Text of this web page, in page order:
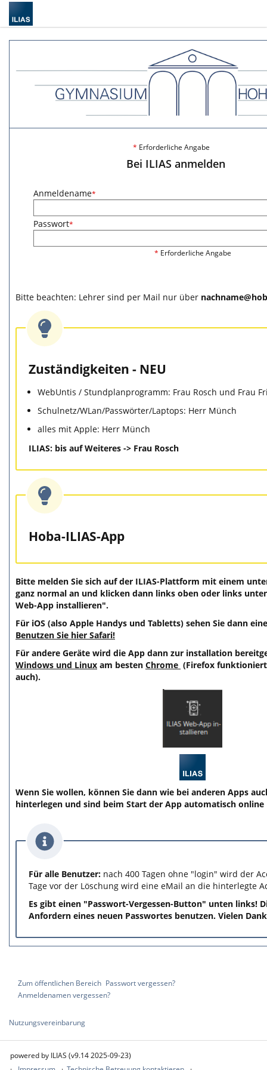
* Erforderliche Angabe
Bei ILIAS anmelden
Anmeldename*
Passwort*
* Erforderliche Angabe
Bitte beachten: Lehrer sind per Mail nur über
Zuständigkeiten - NEU
WebUntis / Stundplanprogramm: Frau Rosch und Frau
Schulnetz/WLan/Passwörter/Laptops: Herr Münch
alles mit Apple: Herr Münch
ILIAS: bis auf Weiteres -> Frau Rosch
Hoba-ILIAS-App
Bitte melden Sie sich auf der ILIAS-Plattform mit einem
ganz normal an und klicken dann links oben oder links
Web-App installieren".
Für iOS (also Apple Handys und Tabletts) sehen Sie dann
Benutzen Sie hier Safari!
Für andere Geräte wird die App dann zur installation
Windows und Linux am besten Chrome (Firefox
auch).
Wenn Sie wollen, können Sie dann wie bei anderen Apps
hinterlegen und sind beim Start der App automatisch online
Für alle Benutzer: nach 400 Tagen ohne "login" wird der
Tage vor der Löschung wird eine eMail an die hinterlegte
Es gibt einen "Passwort-Vergessen-Button" unten links!
Anfordern eines neuen Passwortes benutzen. Vielen
Zum öffentlichen Bereich Passwort vergessen?
Anmeldenamen vergessen?
Nutzungsvereinbarung
powered by ILIAS (v9.14 2025-09-23)